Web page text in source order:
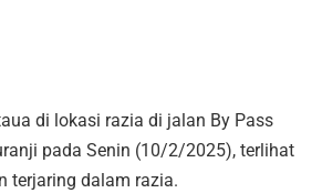
di lokasi razia di jalan By Pass
pada Senin (10/2/2025), terlihat
terjaring dalam razia.